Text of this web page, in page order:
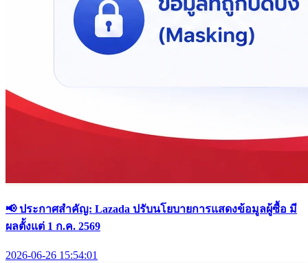
📢 ประกาศสำคัญ: Lazada ปรับนโยบายการแสดงข้อมูลผู้ซื้อ มี
ผลตั้งแต่ 1 ก.ค. 2569
2026-06-26 15:54:01